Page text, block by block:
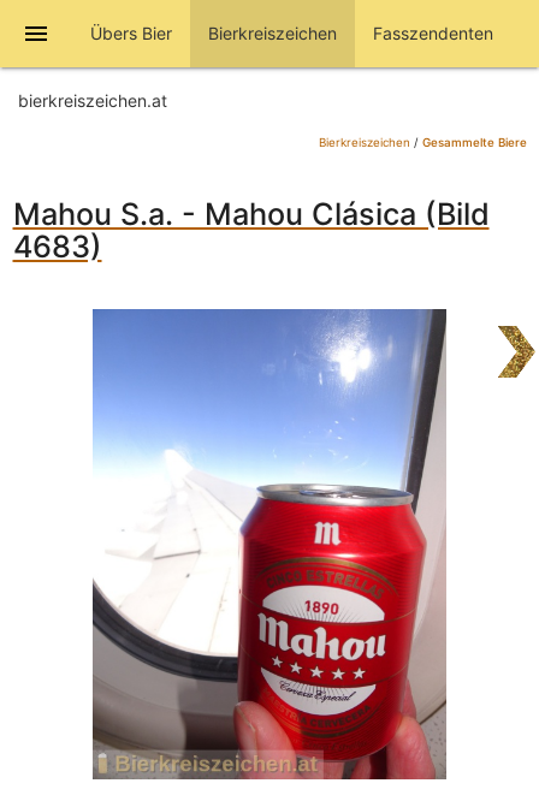
menu Übers Bier Bierkreiszeichen Fasszendenten
bierkreiszeichen.at
Bierkreiszeichen / Gesammelte Biere
Mahou S.a. - Mahou Clásica (Bild
4683)